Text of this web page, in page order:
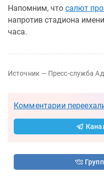
Напомним, что салют
напротив стадиона
часа.
Источник — Пресс-служба
Комментарии